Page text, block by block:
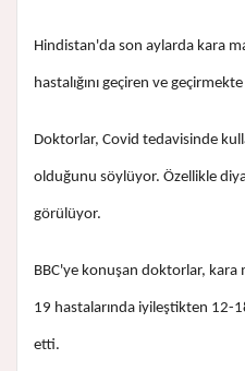
Hindistan'da son aylarda kara
hastalığını geçiren ve
Doktorlar, Covid tedavisinde
olduğunu söylüyor. Özellikle
görülüyor.
BBC'ye konuşan doktorlar,
19 hastalarında iyileştikten 12-
etti.